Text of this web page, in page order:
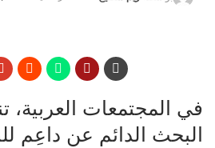
في المجتمعات العربية،
البحث الدائم عن داعِم